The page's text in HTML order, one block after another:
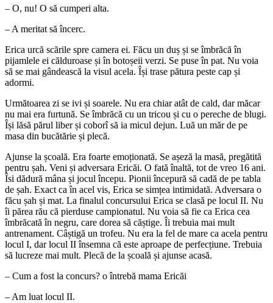
– O, nu! O să cumperi alta.
– A meritat să încerc.
Erica urcă scările spre camera ei. Făcu un duș și se îmbrăcă în
pijamlele ei călduroase și în botoșeii verzi. Se puse în pat. Nu voia
să se mai gândească la visul acela. Își trase pătura peste cap și
adormi.
Următoarea zi se ivi și soarele. Nu era chiar atât de cald, dar măcar
nu mai era furtună. Se îmbrăcă cu un tricou și cu o pereche de blugi.
Își lăsă părul liber și coborî să ia micul dejun. Luă un măr de pe
masa din bucătărie și plecă.
Ajunse la școală. Era foarte emoționată. Se așeză la masă, pregătită
pentru șah. Veni și adversara Ericăi. O fată înaltă, tot de vreo 16 ani.
Îsi dădură mâna și jocul începu. Pionii începură să cadă de pe tabla
de șah. Exact ca în acel vis, Erica se simțea intimidată. Adversara o
făcu șah și mat. La finalul concursului Erica se clasă pe locul II. Nu
îi părea rău că pierduse campionatul. Nu voia să fie ca Erica cea
îmbrăcată în negru, care dorea să căștige. Îi trebuia mai mult
antrenament. Câștigă un trofeu. Nu era la fel de mare ca acela pentru
locul I, dar locul II însemna că este aproape de perfecțiune. Trebuia
să lucreze mai mult. Plecă de la școală și ajunse acasă.
– Cum a fost la concurs? o întrebă mama Ericăi
– Am luat locul II.